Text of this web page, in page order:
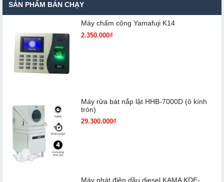
SẢN PHẨM BÁN CHẠY
Máy chấm cô​ng Yamafuji K14
2.350.000₫
Máy rửa bát nắp lật HHB-7000D (ô kính
tròn)
29.300.000₫
Máy phát điện dầu diesel KAMA KDE-